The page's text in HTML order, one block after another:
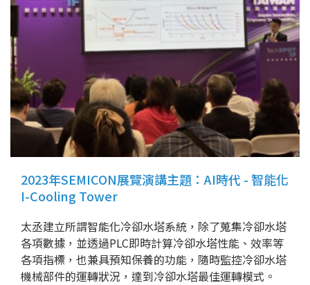
2023年SEMICON展覽演講主題：AI時代 - 智能化
I-Cooling Tower
太丞建立所謂智能化冷卻水塔系統，除了蒐集冷卻水塔
各項數據，並透過PLC即時計算冷卻水塔性能、效率等
各項指標，也兼具預知保養的功能，隨時監控冷卻水塔
機械部件的運轉狀況，達到冷卻水塔最佳運轉模式。